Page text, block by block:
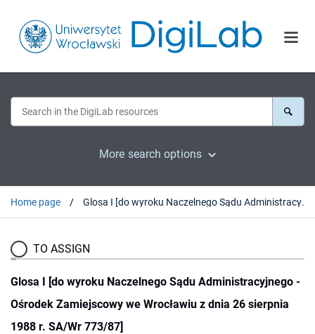
More search options
Home page Glosa I [do wyroku Naczelnego Sądu Administracyjnego - Ośrodek Zamiejscowy we Wrocławiu z dnia 26 sierpnia 1988 r. SA/Wr 773/87]
TO ASSIGN
Glosa I [do wyroku Naczelnego Sądu Administracyjnego -
Ośrodek Zamiejscowy we Wrocławiu z dnia 26 sierpnia
1988 r. SA/Wr 773/87]